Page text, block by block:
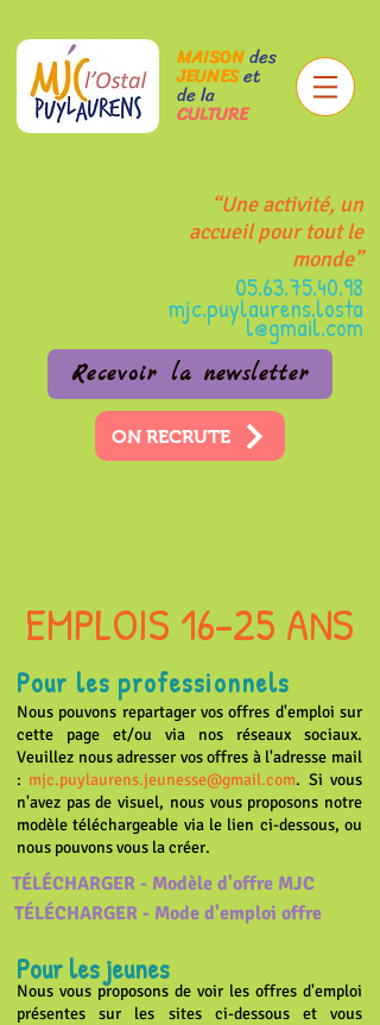
MAISONdes
JEUNESet
de la
CULTURE
“Une activité, un
accueil pour tout le
monde”
05.63.75.40.98
mjc.puylaurens.losta
l@gmail.com
Recevoir la newsletter
ON RECRUTE
EMPLOIS 16-25 ANS
Pour les professionnels
Nous pouvons repartager vos offres d'emploi sur
cette page et/ou via nos réseaux sociaux.
Veuillez nous adresser vos offres à l'adresse mail
: mjc.puylaurens.jeunesse@gmail.com. Si vous
n'avez pas de visuel, nous vous proposons notre
modèle téléchargeable via le lien ci-dessous, ou
nous pouvons vous la créer.
TÉLÉCHARGER - Modèle d'offre MJC
TÉLÉCHARGER - Mode d'emploi offre
Pour les jeunes
Nous vous proposons de voir les offres d'emploi
présentes sur les sites ci-dessous et vous